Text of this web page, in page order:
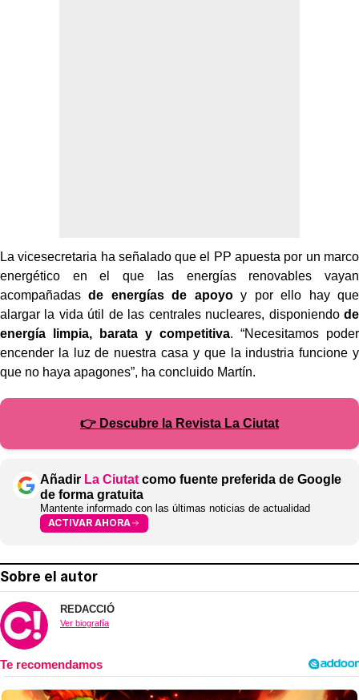
La vicesecretaria ha señalado que el PP apuesta por un marco
energético en el que las energías renovables vayan
acompañadasde energías de apoyoy por ello hay que
alargar la vida útil de las centrales nucleares, disponiendo de
energía limpia, barata y competitiva. “Necesitamos poder
encender la luz de nuestra casa y que la industria funcione y
que no haya apagones”, ha concluido Martín.
👉 Descubre la Revista La Ciutat
Añadir La Ciutat como fuente preferida de Google
de forma gratuita
Mantente informado con las últimas noticias de actualidad
ACTIVAR AHORA
Sobre el autor
REDACCIÓ
Ver biografía